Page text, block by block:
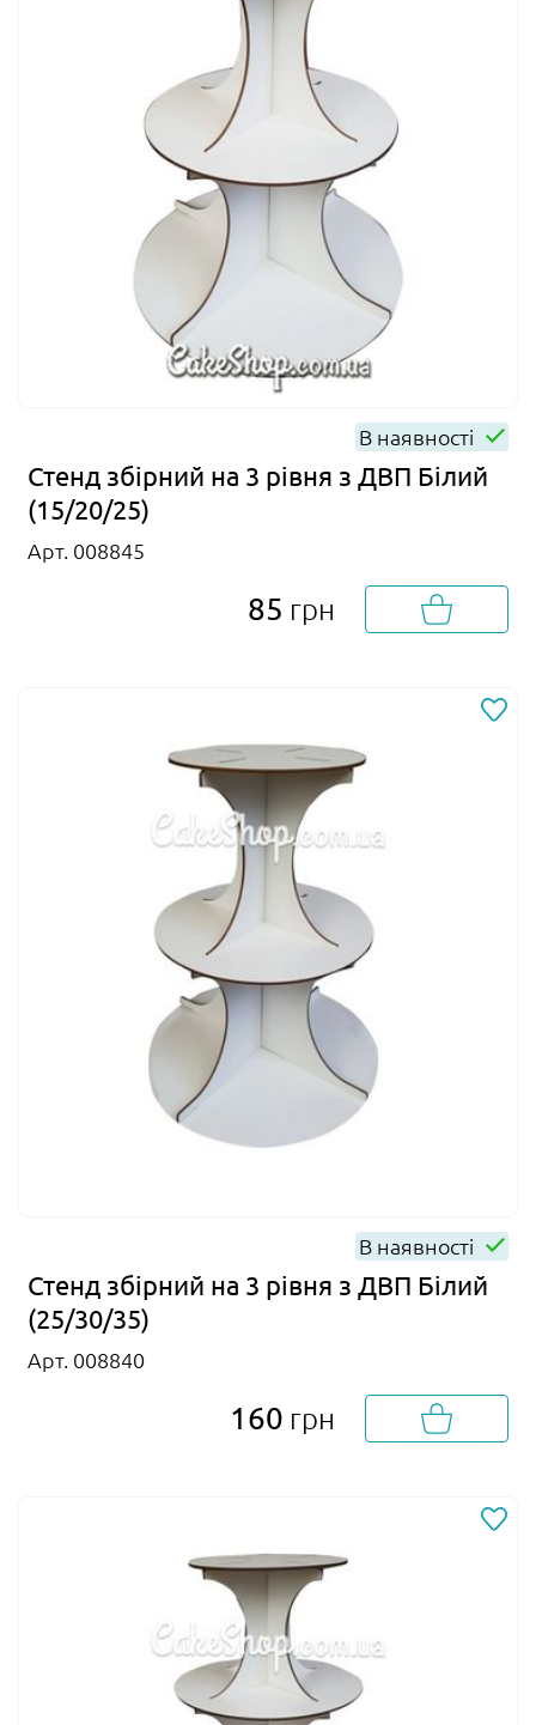
В наявності
Стенд збірний на 3 рівня з ДВП Білий
(15/20/25)
Арт. 008845
85 грн
В наявності
Стенд збірний на 3 рівня з ДВП Білий
(25/30/35)
Арт. 008840
160 грн